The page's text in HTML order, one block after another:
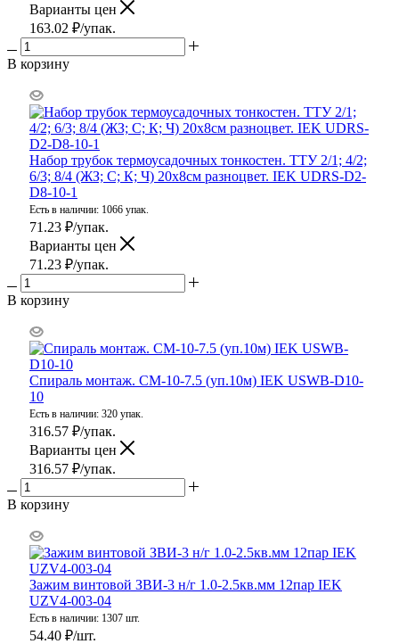
Варианты цен
163.02 ₽/упак.
В корзину
Набор трубок термоусадочных тонкостен. ТТУ 2/1; 4/2;
6/3; 8/4 (ЖЗ; С; К; Ч) 20х8см разноцвет. IEK UDRS-D2-
D8-10-1
Есть в наличии: 1066 упак.
71.23 ₽/упак.
Варианты цен
71.23 ₽/упак.
В корзину
Спираль монтаж. СМ-10-7.5 (уп.10м) IEK USWB-D10-
10
Есть в наличии: 320 упак.
316.57 ₽/упак.
Варианты цен
316.57 ₽/упак.
В корзину
Зажим винтовой ЗВИ-3 н/г 1.0-2.5кв.мм 12пар IEK
UZV4-003-04
Есть в наличии: 1307 шт.
54.40 ₽/шт.